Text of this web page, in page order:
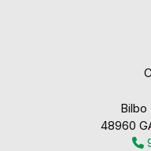
Bilbo
48960